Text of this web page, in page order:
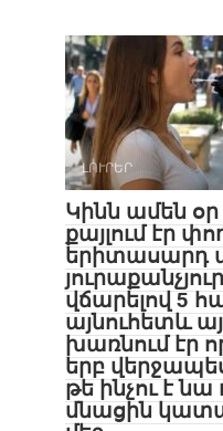
ԼՈՒՐԵՐ
Կինն ամեն օր
քայլում էր
երիտասարդ
վճարելով 5
այնուհետև
խառնում էր
երբ
թե ինչու է նա
մնացին